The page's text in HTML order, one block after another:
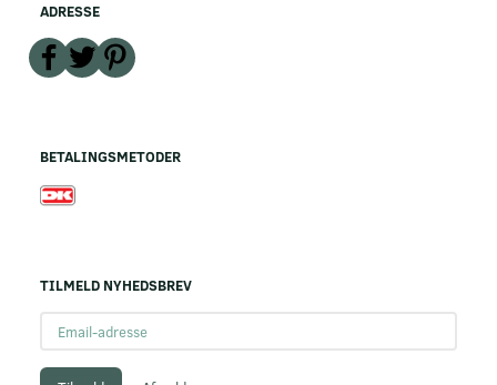
ADRESSE
BETALINGSMETODER
TILMELD NYHEDSBREV
adresse